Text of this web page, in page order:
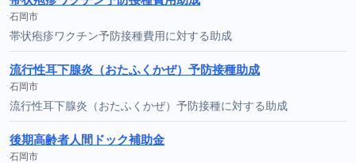
石岡市
帯状疱疹ワクチン予防接種費用に対する助成
流行性耳下腺炎（おたふくかぜ）予防接種助成
石岡市
流行性耳下腺炎（おたふくかぜ）予防接種に対する助成
後期高齢者人間ドック補助金
石岡市